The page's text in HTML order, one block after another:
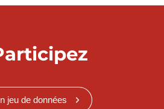
jeu de données